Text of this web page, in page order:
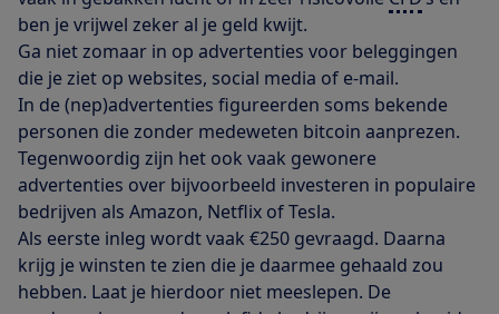
ben je vrijwel zeker al je geld kwijt.
Ga niet zomaar in op advertenties voor beleggingen
die je ziet op websites, social media of e-mail.
In de (nep)advertenties figureerden soms bekende
personen die zonder medeweten bitcoin aanprezen.
Tegenwoordig zijn het ook vaak gewonere
advertenties over bijvoorbeeld investeren in populaire
bedrijven als Amazon, Netflix of Tesla.
Als eerste inleg wordt vaak €250 gevraagd. Daarna
krijg je winsten te zien die je daarmee gehaald zou
hebben. Laat je hierdoor niet meeslepen. De